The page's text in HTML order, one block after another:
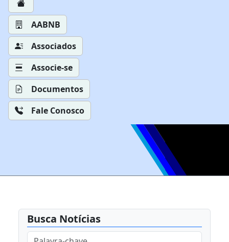
AABNB
Associados
Associe-se
Documentos
Fale Conosco
Busca Notícias